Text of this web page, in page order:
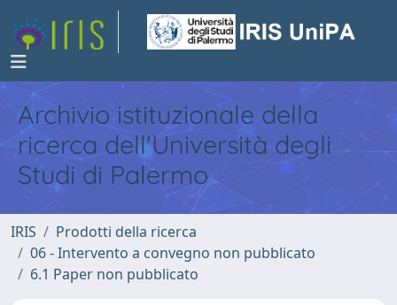
Archivio istituzionale della
ricerca dell'Università degli
Studi di Palermo
IRIS
Prodotti della ricerca
06 - Intervento a convegno non pubblicato
6.1 Paper non pubblicato